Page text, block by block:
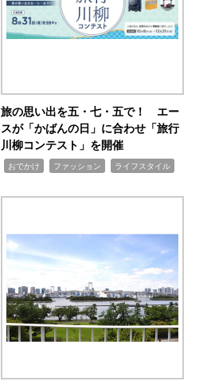
旅の思い出を五・七・五で！ エー
スが「かばんの日」に合わせ「旅行
川柳コンテスト」を開催
おでかけ ファッション ライフスタイル